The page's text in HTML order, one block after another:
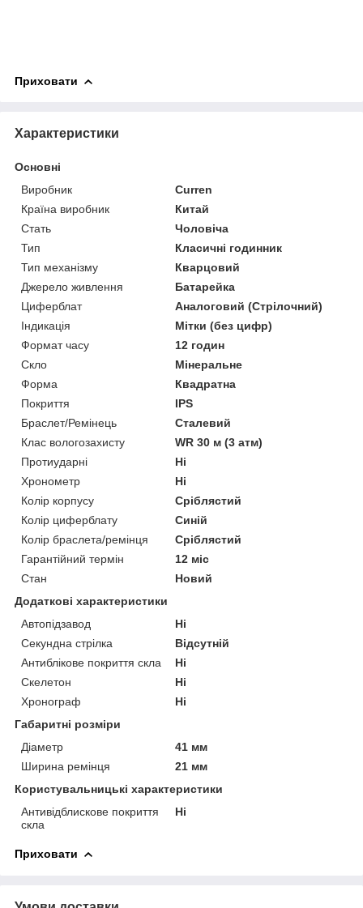
Приховати
Характеристики
Основні
Виробник
Curren
Країна виробник
Китай
Стать
Чоловіча
Тип
Класичні годинник
Тип механізму
Кварцовий
Джерело живлення
Батарейка
Циферблат
Аналоговий (Стрілочний)
Індикація
Мітки (без цифр)
Формат часу
12 годин
Скло
Мінеральне
Форма
Квадратна
Покриття
IPS
Браслет/Ремінець
Сталевий
Клас вологозахисту
WR 30 м (3 атм)
Протиударні
Ні
Хронометр
Ні
Колір корпусу
Сріблястий
Колір циферблату
Синій
Колір браслета/ремінця
Сріблястий
Гарантійний термін
12 міс
Стан
Новий
Додаткові характеристики
Автопідзавод
Ні
Секундна стрілка
Відсутній
Антиблікове покриття скла
Ні
Скелетон
Ні
Хронограф
Ні
Габаритні розміри
Діаметр
41 мм
Ширина ремінця
21 мм
Користувальницькі характеристики
Антивідблискове покриття
скла
Ні
Приховати